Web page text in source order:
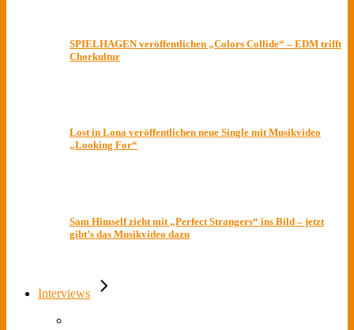
SPIELHAGEN veröffentlichen „Colors Collide“ – EDM trifft
Chorkultur
Lost in Lona veröffentlichen neue Single mit Musikvideo
„Looking For“
Sam Himself zieht mit „Perfect Strangers“ ins Bild – jetzt
gibt’s das Musikvideo dazu
Interviews